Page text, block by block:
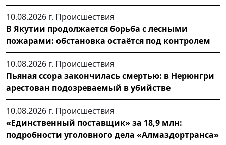
10.08.2026 г. Происшествия
В Якутии продолжается борьба с лесными
пожарами: обстановка остаётся под контролем
10.08.2026 г. Происшествия
Пьяная ссора закончилась смертью: в Нерюнгри
арестован подозреваемый в убийстве
10.08.2026 г. Происшествия
«Единственный поставщик» за 18,9 млн:
подробности уголовного дела «Алмаздортранса»